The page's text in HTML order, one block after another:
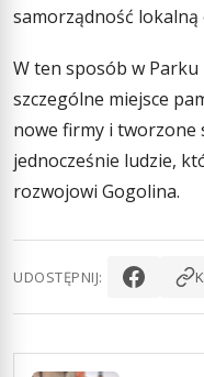
samorządność
W ten sposób w Parku
szczególne miejsce
nowe firmy i tworzone
jednocześnie ludzie,
rozwojowi Gogolina.
UDOSTĘPNIJ: